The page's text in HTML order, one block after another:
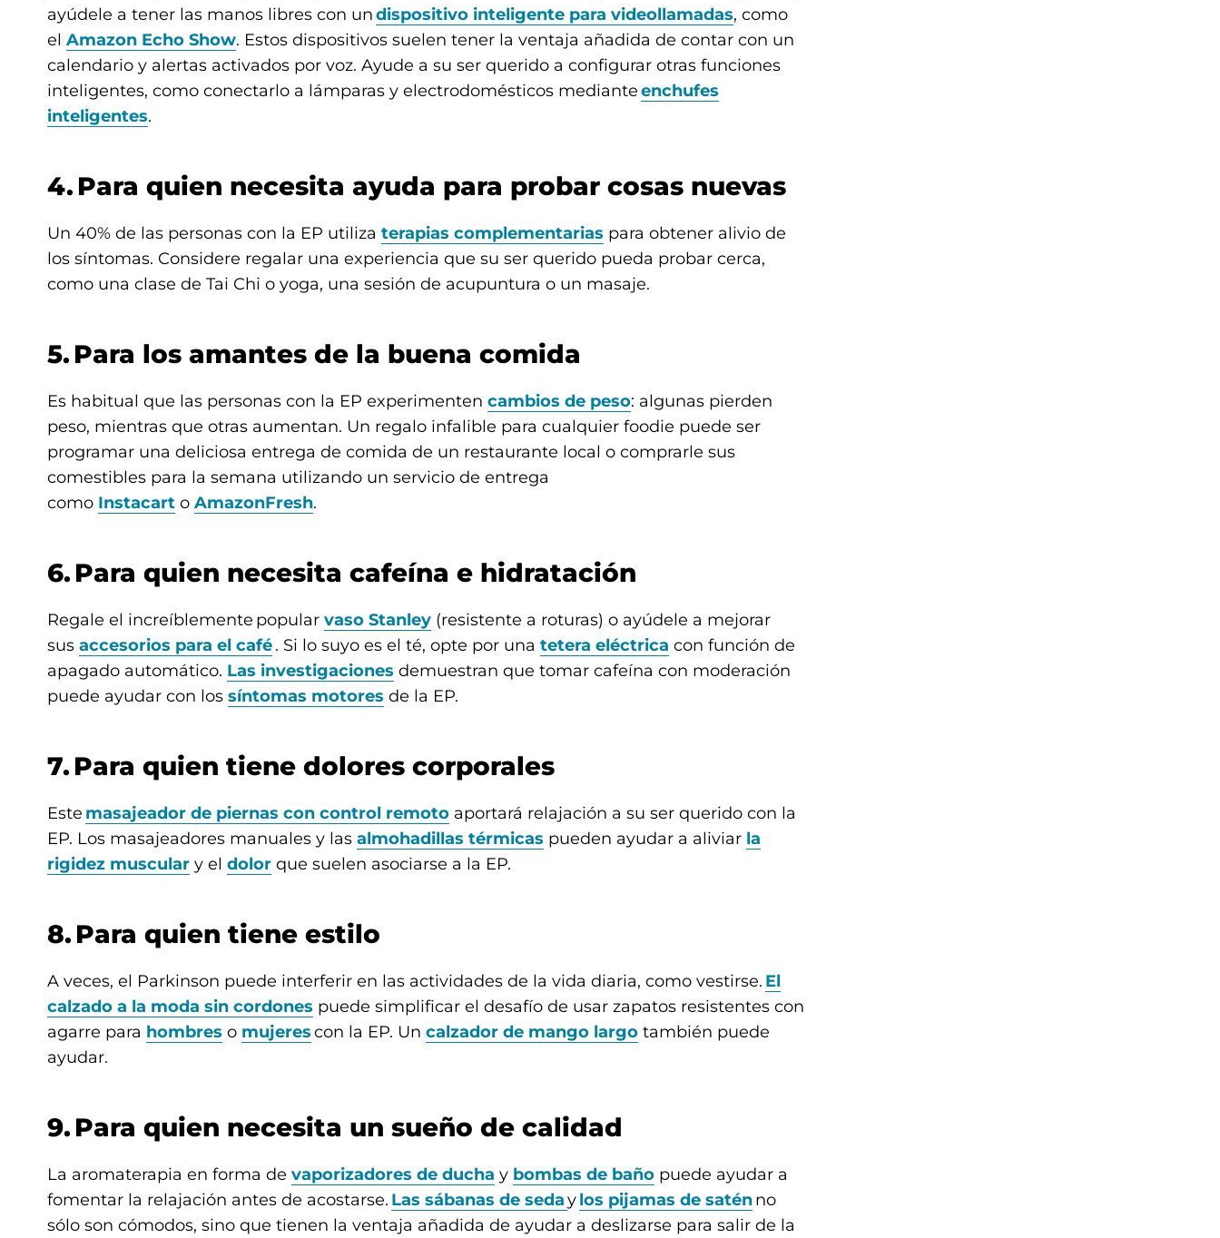
ayúdele a tener las manos libres con undispositivo inteligente para videollamadas, como
el Amazon Echo Show. Estos dispositivos suelen tener la ventaja añadida de contar con un
calendario y alertas activados por voz. Ayude a su ser querido a configurar otras funciones
inteligentes, como conectarlo a lámparas y electrodomésticos medianteenchufes
inteligentes.
4. Para quien necesita ayuda para probar cosas nuevas
Un 40% de las personas con la EP utiliza terapias complementarias para obtener alivio de
los síntomas. Considere regalar una experiencia que su ser querido pueda probar cerca,
como una clase de Tai Chi o yoga, una sesión de acupuntura o un masaje.
5. Para los amantes de la buena comida
Es habitual que las personas con la EP experimenten cambios de peso: algunas pierden
peso, mientras que otras aumentan. Un regalo infalible para cualquier foodie puede ser
programar una deliciosa entrega de comida de un restaurante local o comprarle sus
comestibles para la semana utilizando un servicio de entrega
como Instacart o AmazonFresh.
6. Para quien necesita cafeína e hidratación
Regale el increíblemente popular vaso Stanley (resistente a roturas) o ayúdele a mejorar
sus accesorios para el café. Si lo suyo es el té, opte por una tetera eléctrica con función de
apagado automático. Las investigaciones demuestran que tomar cafeína con moderación
puede ayudar con los síntomas motores de la EP.
7. Para quien tiene dolores corporales
Este masajeador de piernas con control remoto aportará relajación a su ser querido con la
EP. Los masajeadores manuales y las almohadillas térmicas pueden ayudar a aliviar la
rigidez muscular y el dolor que suelen asociarse a la EP.
8. Para quien tiene estilo
A veces, el Parkinson puede interferir en las actividades de la vida diaria, como vestirse. El
calzado a la moda sin cordones puede simplificar el desafío de usar zapatos resistentes con
agarre para hombres o mujerescon la EP. Un calzador de mango largo también puede
ayudar.
9. Para quien necesita un sueño de calidad
La aromaterapia en forma de vaporizadores de ducha y bombas de baño puede ayudar a
fomentar la relajación antes de acostarse. Las sábanas de sedaylos pijamas de saténno
sólo son cómodos, sino que tienen la ventaja añadida de ayudar a deslizarse para salir de la